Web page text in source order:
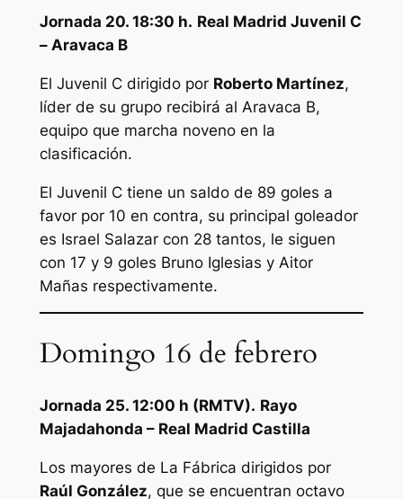
Jornada 20. 18:30 h. Real Madrid Juvenil C
– Aravaca B
El Juvenil C dirigido por Roberto Martínez,
líder de su grupo recibirá al Aravaca B,
equipo que marcha noveno en la
clasificación.
El Juvenil C tiene un saldo de 89 goles a
favor por 10 en contra, su principal goleador
es Israel Salazar con 28 tantos, le siguen
con 17 y 9 goles Bruno Iglesias y Aitor
Mañas respectivamente.
Domingo 16 de febrero
Jornada 25. 12:00 h (RMTV). Rayo
Majadahonda – Real Madrid Castilla
Los mayores de La Fábrica dirigidos por
Raúl González, que se encuentran octavo